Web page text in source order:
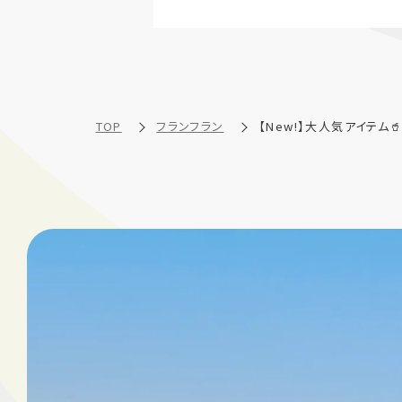
TOP フランフラン 【New!】大人気アイテム🥤